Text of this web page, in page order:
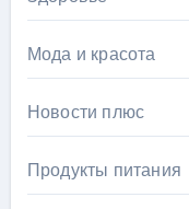
Мода и красота
Новости плюс
Продукты питания